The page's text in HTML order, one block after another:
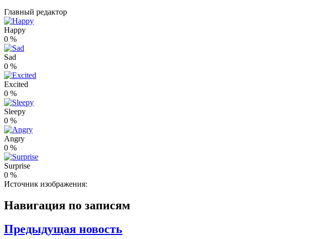
Главный редактор
Happy
0 %
Sad
0 %
Excited
0 %
Sleepy
0 %
Angry
0 %
Surprise
0 %
Источник изображения:
Навигация по записям
Предыдущая новость